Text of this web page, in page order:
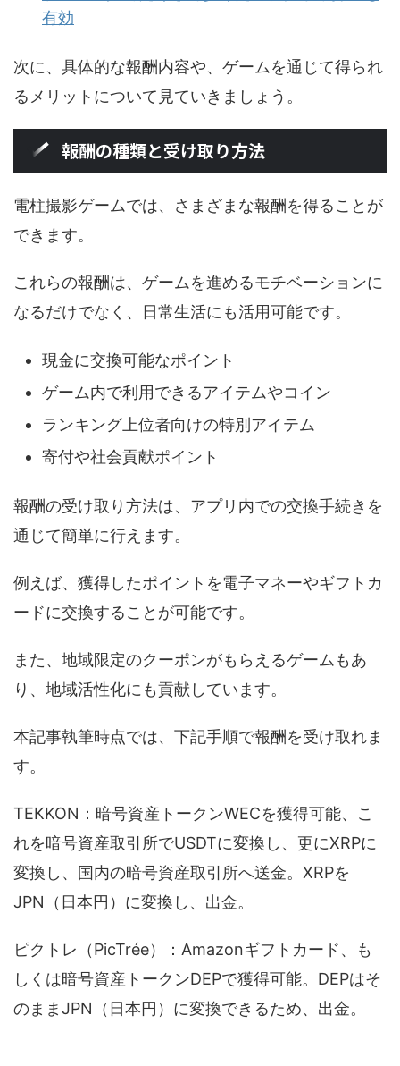
有効
次に、具体的な報酬内容や、ゲームを通じて得られ
るメリットについて見ていきましょう。
報酬の種類と受け取り方法
電柱撮影ゲームでは、さまざまな報酬を得ることが
できます。
これらの報酬は、ゲームを進めるモチベーションに
なるだけでなく、日常生活にも活用可能です。
現金に交換可能なポイント
ゲーム内で利用できるアイテムやコイン
ランキング上位者向けの特別アイテム
寄付や社会貢献ポイント
報酬の受け取り方法は、アプリ内での交換手続きを
通じて簡単に行えます。
例えば、獲得したポイントを電子マネーやギフトカ
ードに交換することが可能です。
また、地域限定のクーポンがもらえるゲームもあ
り、地域活性化にも貢献しています。
本記事執筆時点では、下記手順で報酬を受け取れま
す。
TEKKON：暗号資産トークンWECを獲得可能、こ
れを暗号資産取引所でUSDTに変換し、更にXRPに
変換し、国内の暗号資産取引所へ送金。XRPを
JPN（日本円）に変換し、出金。
ピクトレ（PicTrée）：Amazonギフトカード、も
しくは暗号資産トークンDEPで獲得可能。DEPはそ
のままJPN（日本円）に変換できるため、出金。